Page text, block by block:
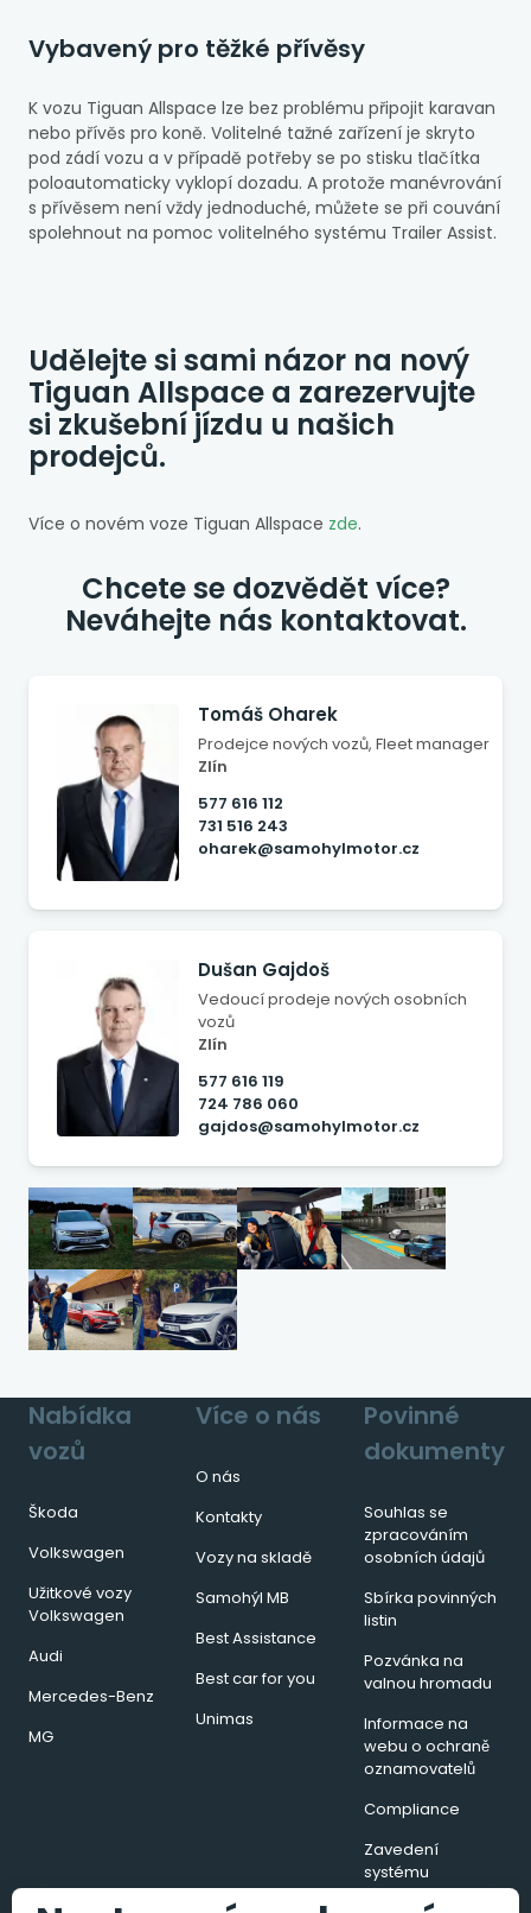
Vybavený pro těžké přívěsy
K vozu Tiguan Allspace lze bez problému připojit karavan
nebo přívěs pro koně. Volitelné tažné zařízení je skryto
pod zádí vozu a v případě potřeby se po stisku tlačítka
poloautomaticky vyklopí dozadu. A protože manévrování
s přívěsem není vždy jednoduché, můžete se při couvání
spolehnout na pomoc volitelného systému Trailer Assist.
Udělejte si sami názor na nový
Tiguan Allspace a zarezervujte
si zkušební jízdu u našich
prodejců.
Více o novém voze Tiguan Allspace zde.
Chcete se dozvědět více?
Neváhejte nás kontaktovat.
Tomáš Oharek
Prodejce nových vozů, Fleet manager
Zlín
577 616 112
731 516 243
oharek@samohylmotor.cz
Dušan Gajdoš
Vedoucí prodeje nových osobních
vozů
Zlín
577 616 119
724 786 060
gajdos@samohylmotor.cz
Nabídka
vozů
Škoda
Volkswagen
Užitkové vozy
Volkswagen
Audi
Mercedes-Benz
MG
Více o nás
O nás
Kontakty
Vozy na skladě
Samohýl MB
Best Assistance
Best car for you
Unimas
Povinné
dokumenty
Souhlas se
zpracováním
osobních údajů
Sbírka povinných
listin
Pozvánka na
valnou hromadu
Informace na
webu o ochraně
oznamovatelů
Compliance
Zavedení
systému
hospodaření s